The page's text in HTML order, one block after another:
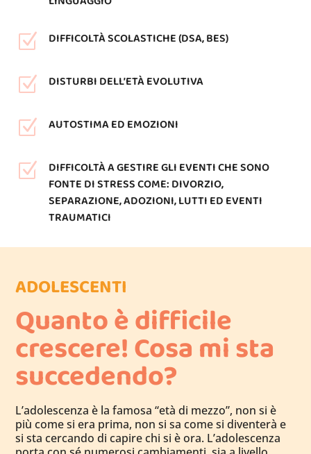
Z DIFFICOLTÀ SCOLASTICHE (DSA, BES)
Z DISTURBI DELL’ETÀ EVOLUTIVA
Z AUTOSTIMA ED EMOZIONI
Z
DIFFICOLTÀ A GESTIRE GLI EVENTI CHE SONO
FONTE DI STRESS COME: DIVORZIO,
SEPARAZIONE, ADOZIONI, LUTTI ED EVENTI
TRAUMATICI
ADOLESCENTI
Quanto è difficile
crescere! Cosa mi sta
succedendo?
L’adolescenza è la famosa “età di mezzo”, non si è
più come si era prima, non si sa come si diventerà e
si sta cercando di capire chi si è ora. L’adolescenza